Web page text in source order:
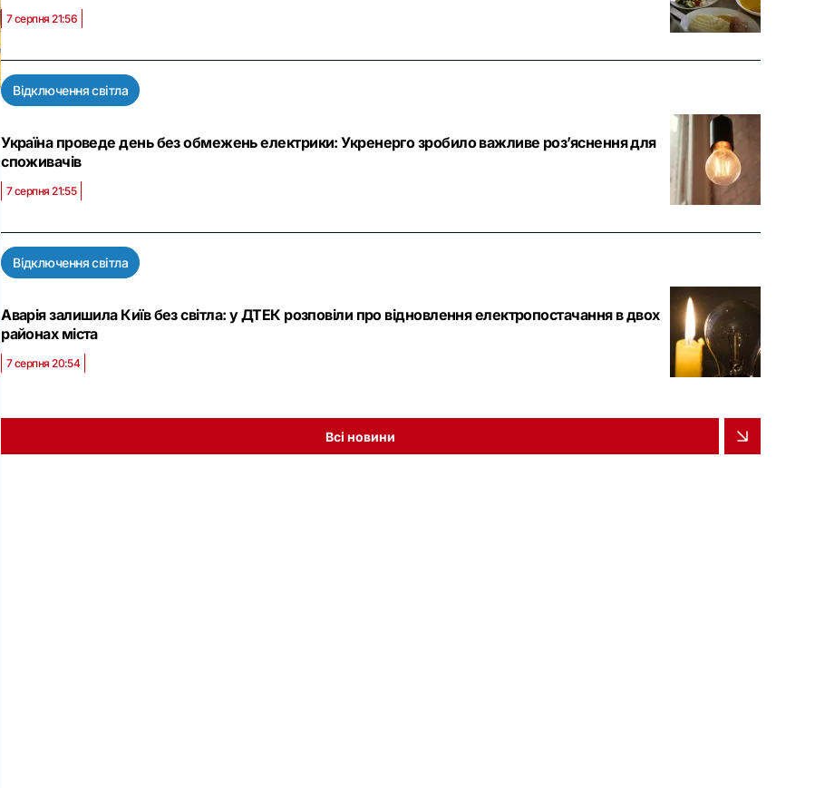
7 серпня 21:56
Відключення світла
Україна проведе день без обмежень електрики: Укренерго зробило важливе роз’яснення для
споживачів
7 серпня 21:55
Відключення світла
Аварія залишила Київ без світла: у ДТЕК розповіли про відновлення електропостачання в двох
районах міста
7 серпня 20:54
Всі новини